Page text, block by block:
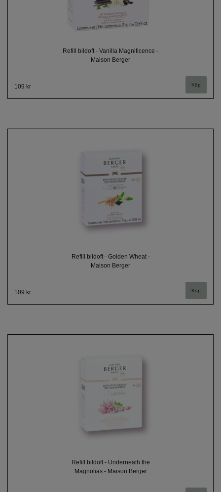
Refill bildoft - Vanilla Magnificence -
Maison Berger
109 kr
Refill bildoft - Golden Wheat -
Maison Berger
109 kr
Refill bildoft - Underneath the
Magnolias - Maison Berger